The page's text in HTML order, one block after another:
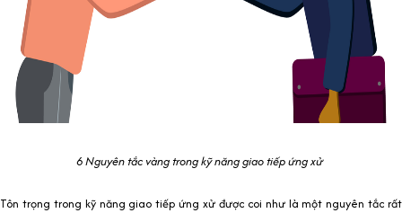
6 Nguyên tắc vàng trong kỹ năng giao tiếp ứng xử
Tôn trọng trong kỹ năng giao tiếp ứng xử được coi như là một nguyên tắc rất